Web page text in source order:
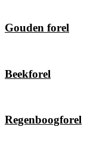
Gouden forel
Beekforel
Regenboogforel